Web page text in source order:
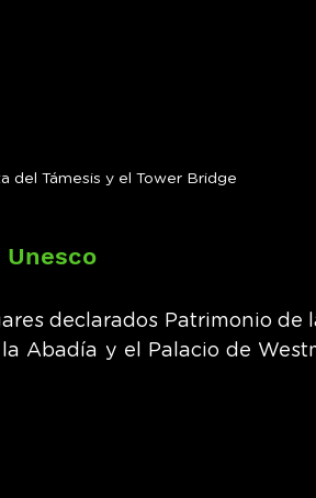
del Támesis y el Tower Bridge
declarados Patrimonio de
Abadía y el Palacio de